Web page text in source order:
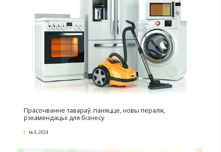
Аўсянка, сэр: вопыт продажаў бакалеі ў Афрыку
№ 1, 2025